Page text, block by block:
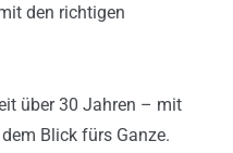
den richtigen
über 30 Jahren – mit
Blick fürs Ganze.